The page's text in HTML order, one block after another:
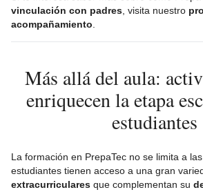
vinculación con padres , visita nuestro
acompañamiento
Más allá del aula:
enriquecen la etapa
estudiantes
La formación en PrepaTec no se limita a
estudiantes tienen acceso a una gran
extracurriculares que complementan su